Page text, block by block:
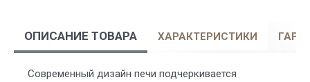
ОПИСАНИЕ ТОВАРА ХАРАКТЕРИСТИКИ
Современный дизайн печи подчеркивается